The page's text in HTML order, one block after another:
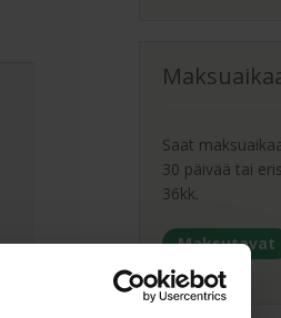
Saat
30 päivää tai
36kk.
Maksutavat